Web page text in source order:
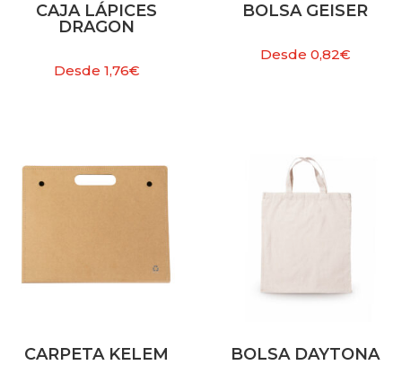
CAJA LÁPICES
DRAGON
Desde 1,76€
BOLSA GEISER
Desde 0,82€
CARPETA KELEM BOLSA DAYTONA